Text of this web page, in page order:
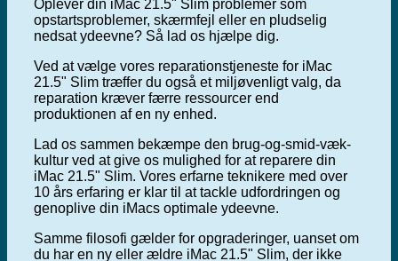
Oplever din iMac 21.5" Slim problemer som
opstartsproblemer, skærmfejl eller en pludselig
nedsat ydeevne? Så lad os hjælpe dig.
Ved at vælge vores reparationstjeneste for iMac
21.5" Slim træffer du også et miljøvenligt valg, da
reparation kræver færre ressourcer end
produktionen af en ny enhed.
Lad os sammen bekæmpe den brug-og-smid-væk-
kultur ved at give os mulighed for at reparere din
iMac 21.5" Slim. Vores erfarne teknikere med over
10 års erfaring er klar til at tackle udfordringen og
genoplive din iMacs optimale ydeevne.
Samme filosofi gælder for opgraderinger, uanset om
du har en ny eller ældre iMac 21.5" Slim, der ikke